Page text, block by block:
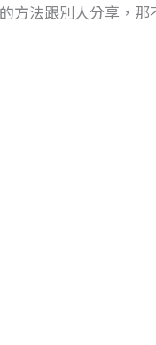
法跟別人分享，那